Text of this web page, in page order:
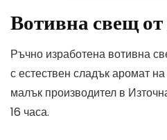
Вотивна свещ
Ръчно изработена вотивна
с естествен сладък аромат
малък производител в
16 часа.